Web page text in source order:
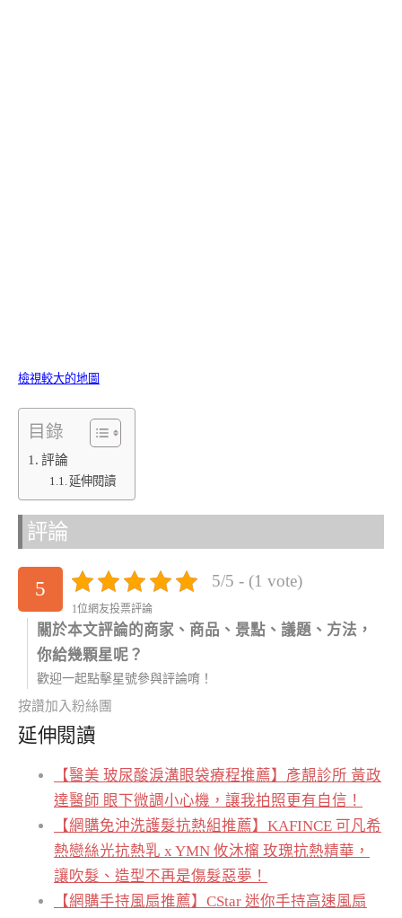
檢視較大的地圖
目錄
評論
延伸閱讀
評論
5 5/5 - (1 vote)
1位網友投票評論
關於本文評論的商家、商品、景點、議題、方法，
你給幾顆星呢？
歡迎一起點擊星號參與評論唷！
按讚加入粉絲團
延伸閱讀
【醫美 玻尿酸淚溝眼袋療程推薦】彥靚診所 黃政
達醫師 眼下微調小心機，讓我拍照更有自信！
【網購免沖洗護髮抗熱組推薦】KAFINCE 可凡希
熱戀絲光抗熱乳 x YMN 攸沐橣 玫瑰抗熱精華，
讓吹髮、造型不再是傷髮惡夢！
【網購手持風扇推薦】CStar 迷你手持高速風扇